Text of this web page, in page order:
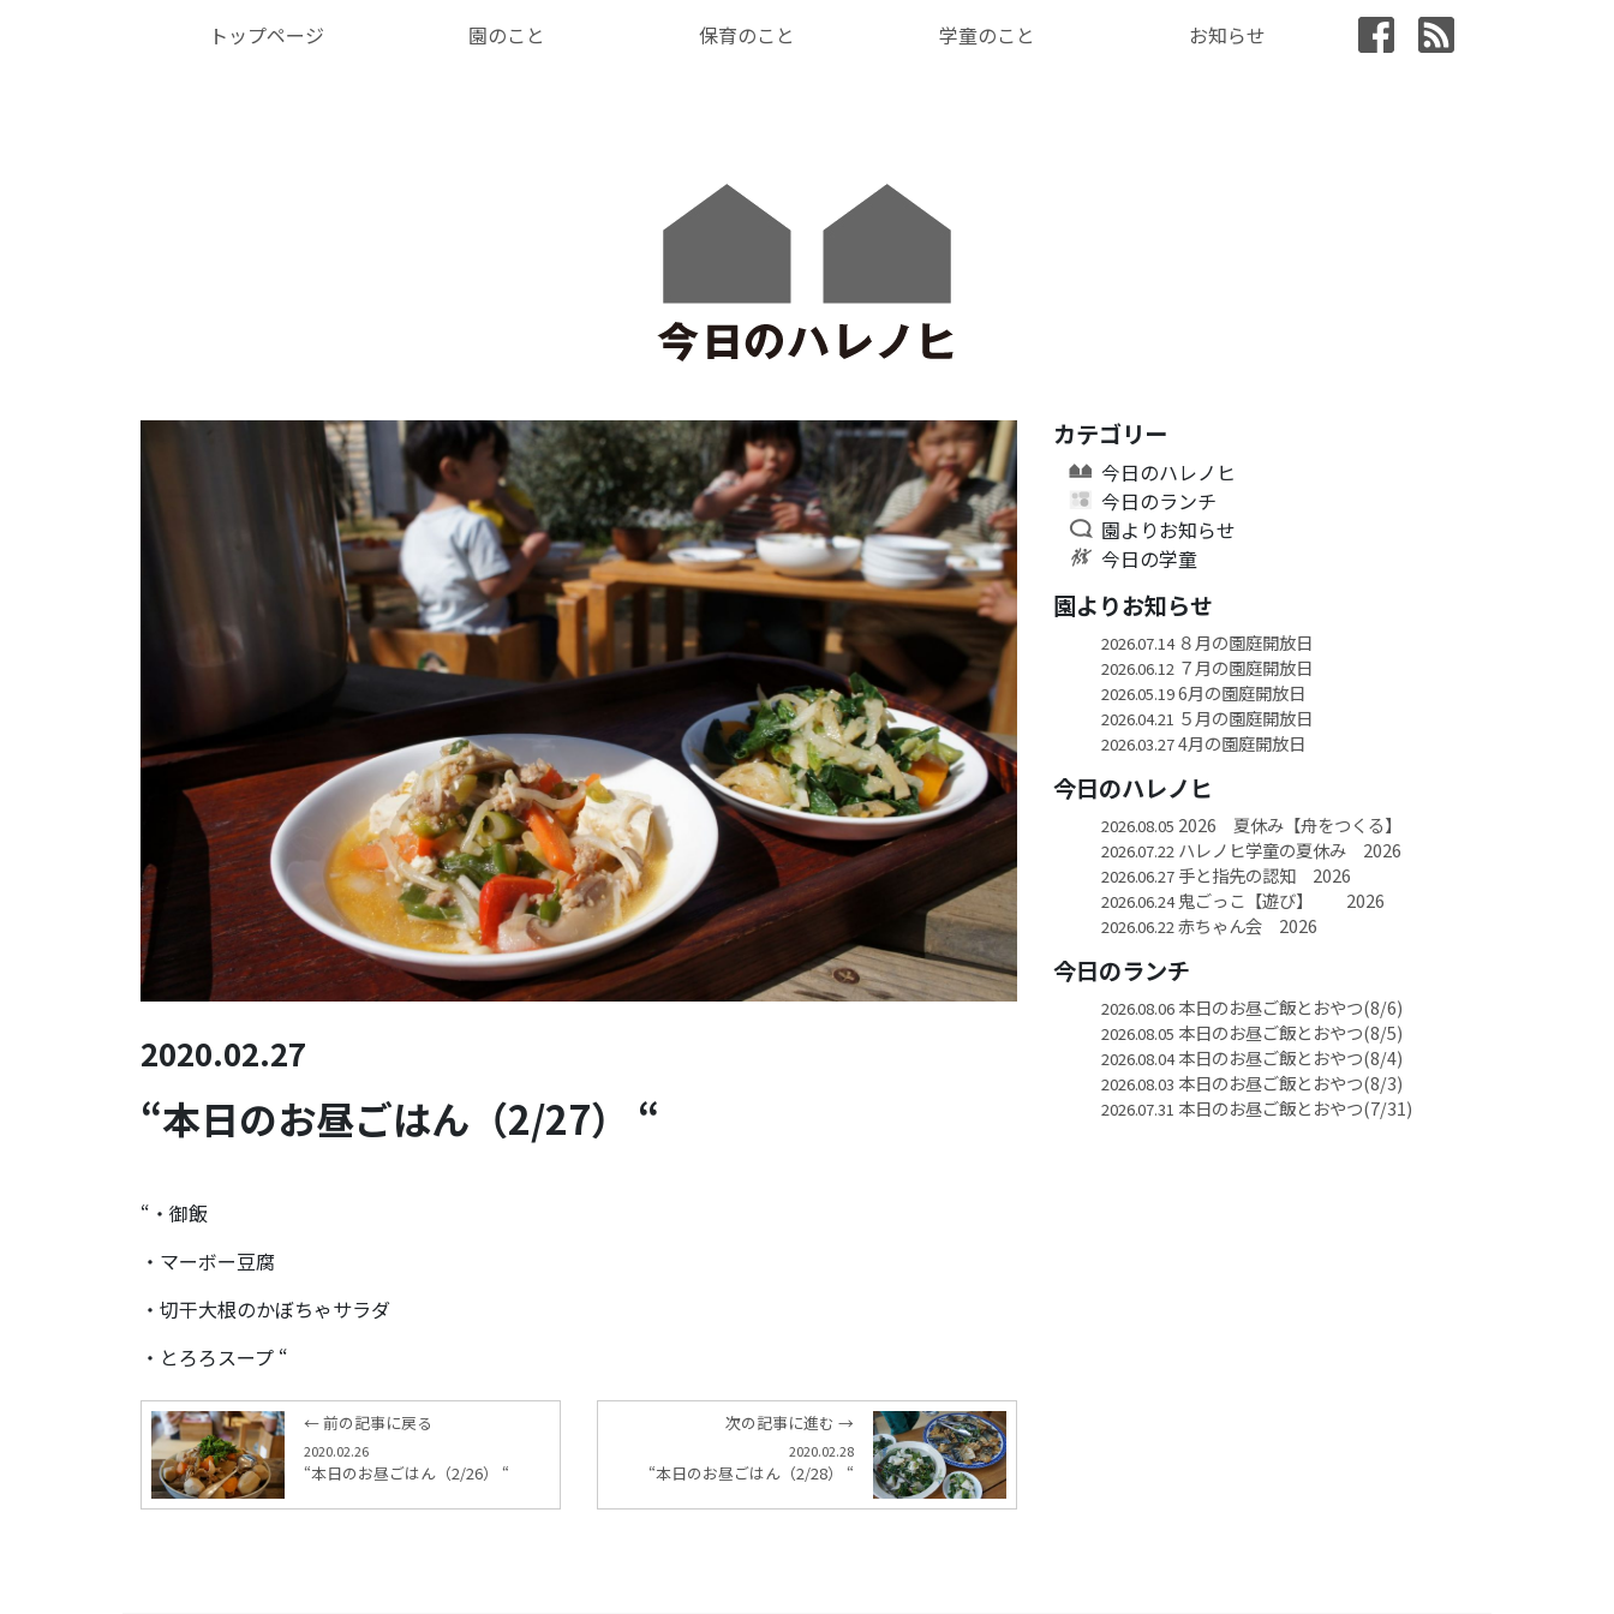
トップページ 園のこと 保育のこと 学童のこと お知らせ
2020.02.27
“本日のお昼ごはん（2/27） “
“・御飯
・マーボー豆腐
・切干大根のかぼちゃサラダ
・とろろスープ “
← 前の記事に戻る
2020.02.26
“本日のお昼ごはん（2/26） “
次の記事に進む →
2020.02.28
“本日のお昼ごはん（2/28） “
カテゴリー
今日のハレノヒ
今日のランチ
園よりお知らせ
今日の学童
園よりお知らせ
2026.07.14８月の園庭開放日
2026.06.12 ７月の園庭開放日
2026.05.196月の園庭開放日
2026.04.21 ５月の園庭開放日
2026.03.274月の園庭開放日
今日のハレノヒ
2026.08.05 2026 夏休み【舟をつくる】
2026.07.22 ハレノヒ学童の夏休み 2026
2026.06.27手と指先の認知 2026
2026.06.24鬼ごっこ【遊び】 2026
2026.06.22 赤ちゃん会 2026
今日のランチ
2026.08.06本日のお昼ご飯とおやつ(8/6)
2026.08.05 本日のお昼ご飯とおやつ(8/5)
2026.08.04本日のお昼ご飯とおやつ(8/4)
2026.08.03 本日のお昼ご飯とおやつ(8/3)
2026.07.31 本日のお昼ご飯とおやつ(7/31)